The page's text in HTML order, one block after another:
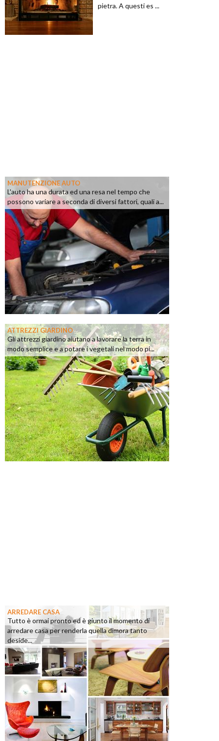
pietra. A questi es ...
MANUTENZIONE AUTO
L'auto ha una durata ed una resa nel tempo che
possono variare a seconda di diversi fattori, quali a...
ATTREZZI GIARDINO
Gli attrezzi giardino aiutano a lavorare la terra in
modo semplice e a potare i vegetali nel modo pi...
ARREDARE CASA
Tutto è ormai pronto ed è giunto il momento di
arredare casa per renderla quella dimora tanto
deside...